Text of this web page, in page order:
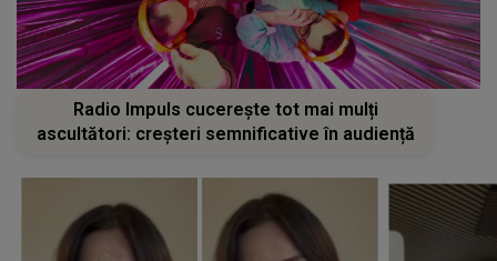
Radio Impuls cucerește tot mai mulți
ascultători: creșteri semnificative în audiență